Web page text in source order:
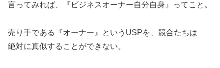
言ってみれば、『ビジネスオーナー自分自身』ってこと。
売り手である『オーナー』というUSPを、競合たちは
絶対に真似することができない。